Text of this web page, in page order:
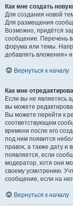
Как мне создать
Для создания новой
Для размещения
Возможно, придётся
сообщение. Перечень
форума или темы.
добавлять вложения» и
Вернуться к началу
Как мне
Если вы не являетесь
вы можете
Вы можете перейти к
соответствующем
времени после его
под ним появится
правок, а также дату и
появляется, если
модератор, хотя они
своему усмотрению.
сообщение, если на
Вернуться к началу